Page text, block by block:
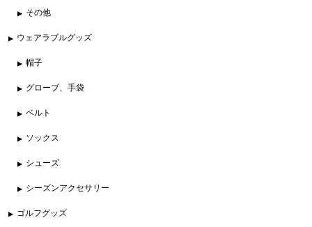
その他
ウェアラブルグッズ
帽子
グローブ、手袋
ベルト
ソックス
シューズ
シーズンアクセサリー
ゴルフグッズ